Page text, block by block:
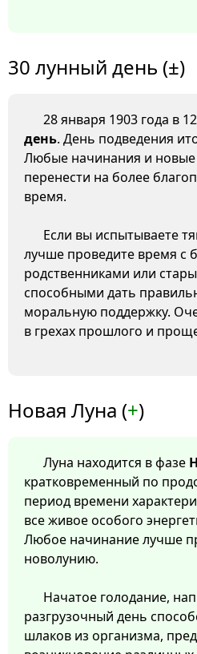
30 лунный день (±)
28 января 1903 года в
день. День подведения
Любые начинания и новые
перенести на более
время.
Если вы испытываете
лучше проведите время с
родственниками или
способными дать
моральную поддержку.
в грехах прошлого и
Новая Луна (+)
Луна находится в фазе
кратковременный по
период времени
все живое особого
Любое начинание лучше
новолунию.
Начатое голодание,
разгрузочный день
шлаков из организма,